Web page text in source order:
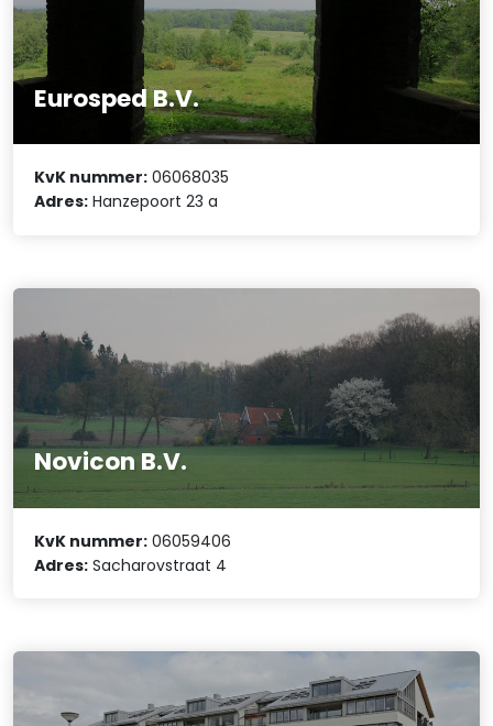
Eurosped B.V.
KvK nummer: 06068035
Adres: Hanzepoort 23 a
Novicon B.V.
KvK nummer: 06059406
Adres: Sacharovstraat 4